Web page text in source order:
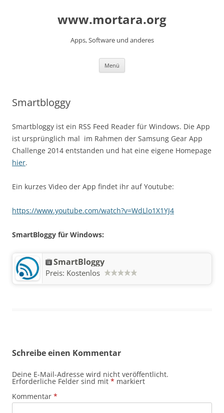
www.mortara.org
Apps, Software und anderes
Menü
Smartbloggy
Smartbloggy ist ein RSS Feed Reader für Windows. Die App
ist ursprünglich mal im Rahmen der Samsung Gear App
Challenge 2014 entstanden und hat eine eigene Homepage
hier.
Ein kurzes Video der App findet ihr auf Youtube:
https://www.youtube.com/watch?v=WdLlo1X1YJ4
SmartBloggy für Windows:
SmartBloggy
Preis: Kostenlos
Schreibe einen Kommentar
Deine E-Mail-Adresse wird nicht veröffentlicht.
Erforderliche Felder sind mit * markiert
Kommentar *